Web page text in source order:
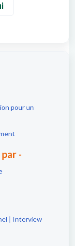
pour un
-
| Interview